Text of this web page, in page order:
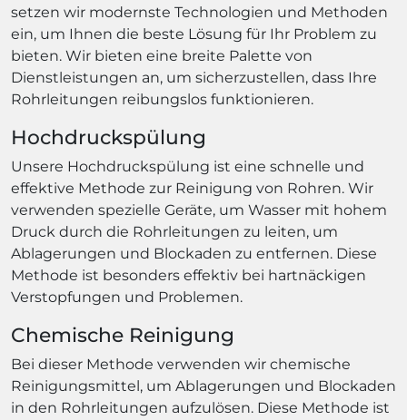
setzen wir modernste Technologien und Methoden
ein, um Ihnen die beste Lösung für Ihr Problem zu
bieten. Wir bieten eine breite Palette von
Dienstleistungen an, um sicherzustellen, dass Ihre
Rohrleitungen reibungslos funktionieren.
Hochdruckspülung
Unsere Hochdruckspülung ist eine schnelle und
effektive Methode zur Reinigung von Rohren. Wir
verwenden spezielle Geräte, um Wasser mit hohem
Druck durch die Rohrleitungen zu leiten, um
Ablagerungen und Blockaden zu entfernen. Diese
Methode ist besonders effektiv bei hartnäckigen
Verstopfungen und Problemen.
Chemische Reinigung
Bei dieser Methode verwenden wir chemische
Reinigungsmittel, um Ablagerungen und Blockaden
in den Rohrleitungen aufzulösen. Diese Methode ist